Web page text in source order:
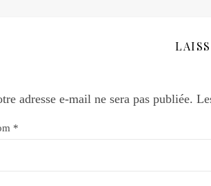
adresse e-mail ne sera pas publiée.
*